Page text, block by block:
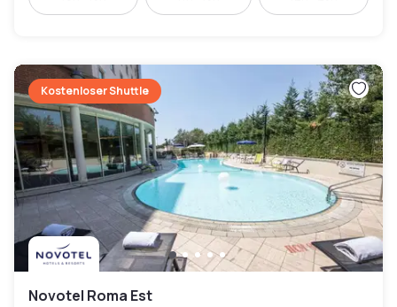
Kostenloser Shuttle
Novotel Roma Est